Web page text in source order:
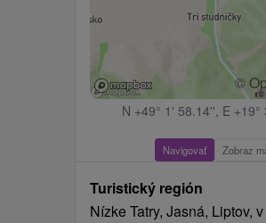
©
N +49° 1' 58.14'', E
Navigovať Zobraz
Turistický región
Nízke Tatry, Jasná, Liptov,